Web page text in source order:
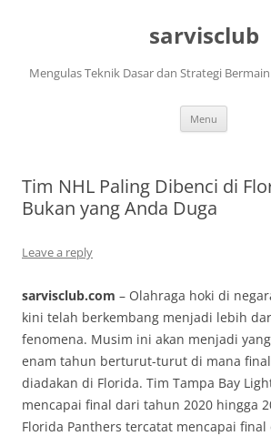
sarvisclub
Mengulas Teknik Dasar dan Strategi
Menu
Tim NHL Paling Dibenci di
Bukan yang Anda Duga
Leave a reply
sarvisclub.com – Olahraga hoki di
kini telah berkembang menjadi lebih
fenomena. Musim ini akan menjadi
enam tahun berturut-turut di mana
diadakan di Florida. Tim Tampa Bay
mencapai final dari tahun 2020 hingga
Florida Panthers tercatat mencapai final